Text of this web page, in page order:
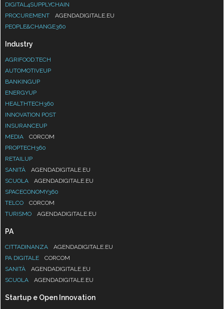
DIGITAL4SUPPLYCHAIN
PROCUREMENT
AGENDADIGITALE.EU
PEOPLE&CHANGE360
Industry
AGRIFOOD.TECH
AUTOMOTIVEUP
BANKINGUP
ENERGYUP
HEALTHTECH360
INNOVATION POST
INSURANCEUP
MEDIA
CORCOM
PROPTECH360
RETAILUP
SANITÀ
AGENDADIGITALE.EU
SCUOLA
AGENDADIGITALE.EU
SPACECONOMY360
TELCO
CORCOM
TURISMO
AGENDADIGITALE.EU
PA
CITTADINANZA
AGENDADIGITALE.EU
PA DIGITALE
CORCOM
SANITÀ
AGENDADIGITALE.EU
SCUOLA
AGENDADIGITALE.EU
Startup e Open Innovation